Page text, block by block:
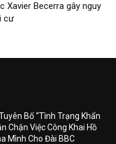
Xavier Becerra gây nguy
cư
Bố “Tình Trạng Khẩn
Chặn Việc Công Khai Hồ
Mình Cho Đài BBC